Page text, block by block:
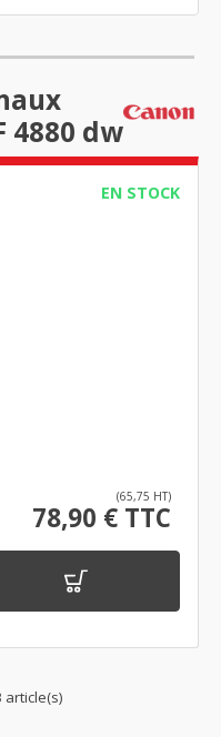
4880 dw
EN STOCK
(65,75 HT)
78,90 € TTC
article(s)